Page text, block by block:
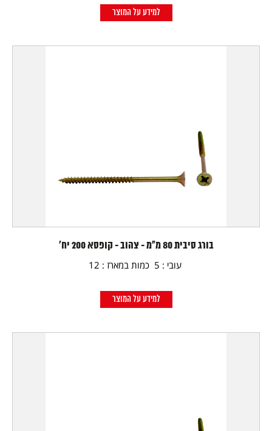
למידע על המוצר
בורג סיבית 80 מ"מ - צהוב - קופסא 200 יח'
עובי : 5 כמות במארז : 12
למידע על המוצר